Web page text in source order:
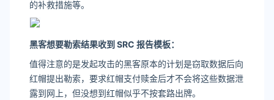
的补救措施等。
黑客想要勒索结果收到 SRC 报告模板：
值得注意的是发起攻击的黑客原本的计划是窃取数据后向
红帽提出勒索，要求红帽支付赎金后才不会将这些数据泄
露到网上，但没想到红帽似乎不按套路出牌。